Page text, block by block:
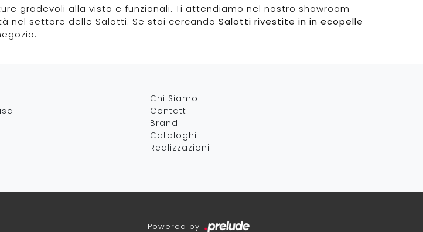
gradevoli alla vista e funzionali. Ti attendiamo nel nostro showroom
nel settore delle Salotti. Se stai cercando Salotti rivestite in in ecopelle
Chi Siamo
Contatti
Brand
Cataloghi
Realizzazioni
Powered by